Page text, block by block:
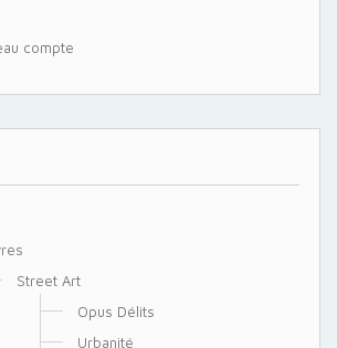
compte
Street Art
Opus Délits
Urbanité